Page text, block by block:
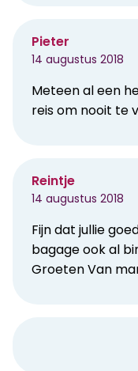
Pieter
14 augustus 2018
Meteen al een
reis om nooit te
Reintje
14 augustus 2018
Fijn dat jullie
bagage ook al
Groeten Van